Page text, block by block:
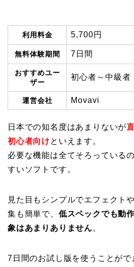
利用料金 5,700円
無料体験期間 7日間
おすすめユー
ザー
初心者～中級者
運営会社 Movavi
日本での知名度はあまりないが
初心者向けといえます。
必要な機能は全てそろっている
すいソフトです。
見た目もシンプルでエフェクト
集も簡単で、 低スペックでも動
象はあまりありません。
7日間のお試し版を使うことが